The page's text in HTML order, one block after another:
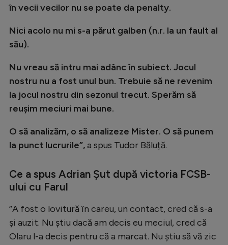
Tenis
Formula 1
Gimnastică
Auto
Ciclism
JO 2024
în vecii vecilor nu se poate da penalty.
Nici acolo nu mi s-a părut galben (n.r. la un fault al
său).
Nu vreau să intru mai adânc în subiect. Jocul
nostru nu a fost unul bun. Trebuie să ne revenim
la jocul nostru din sezonul trecut. Sperăm să
reușim meciuri mai bune.
O să analizăm, o să analizeze Mister. O să punem
la punct lucrurile”,a spus Tudor Băluță.
Ce a spus Adrian Șut după victoria FCSB-
ului cu Farul
”A fost o lovitură în careu, un contact, cred că s-a
și auzit. Nu știu dacă am decis eu meciul, cred că
Olaru l-a decis pentru că a marcat. Nu știu să vă zic